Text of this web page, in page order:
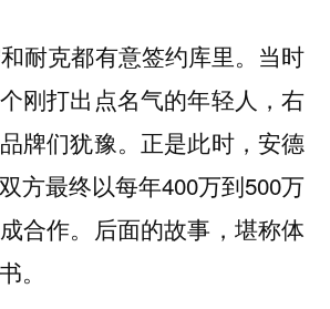
耐克都有意签约库里。当时
刚打出点名气的年轻人，右
牌们犹豫。正是此时，安德
方最终以每年400万到500万
合作。后面的故事，堪称体
。